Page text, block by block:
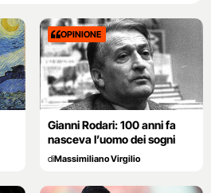
OPINIONE
Gianni Rodari: 100 anni fa
nasceva l’uomo dei sogni
diMassimiliano Virgilio